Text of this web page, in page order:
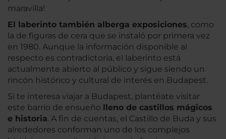
maravilla!
El laberinto también alberga exposiciones, como
la de figuras de cera que se instaló por primera vez
en 1980. Aunque la información disponible al
respecto es contradictoria, el laberinto está
actualmente abierto al público y sigue siendo un
rincón histórico y cultural de interés en Budapest.
Si te interesa viajar a Budapest, plantéate visitar
este barrio de ensueño lleno de castillos mágicos
e historia. A fin de cuentas, el Castillo de Buda y sus
alrededores conforman uno de los complejos